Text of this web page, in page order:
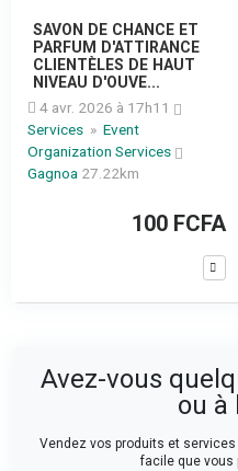
SAVON DE CHANCE ET
PARFUM D'ATTIRANCE
CLIENTÈLES DE HAUT
NIVEAU D'OUVE...
4 avr. 2026 à 17h11
Services » Event
Organization Services
Gagnoa 27.22km
100 FCFA
Avez-vous
ou à
Vendez vos produits et services
facile que vous